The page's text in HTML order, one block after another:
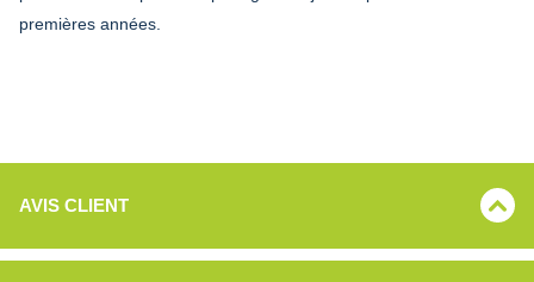
premières années.
AVIS CLIENT